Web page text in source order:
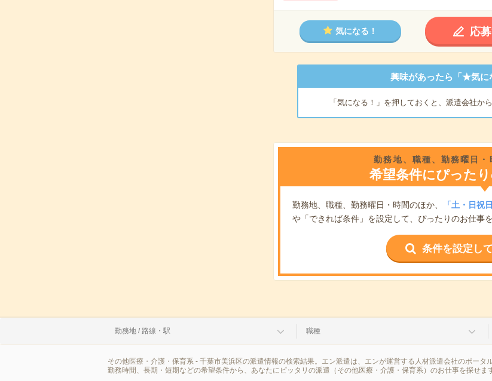
気になる！ 応
興味があったら「★気に
「気になる！」を押しておくと、派遣会社から
勤務地、職種、勤務曜日
希望条件にぴった
勤務地、職種、勤務曜日・時間のほか、 「土・日祝
や「できれば条件」を設定して、ぴったりのお仕事
条件を設定し
勤務地 / 路線・駅 職種
その他医療・介護・保育系 - 千葉市美浜区の派遣情報の検索結果。エン派遣は、エンが運営する人材派遣会社のポータ
勤務時間、長期・短期などの希望条件から、あなたにピッタリの派遣（その他医療・介護・保育系）のお仕事を探せます